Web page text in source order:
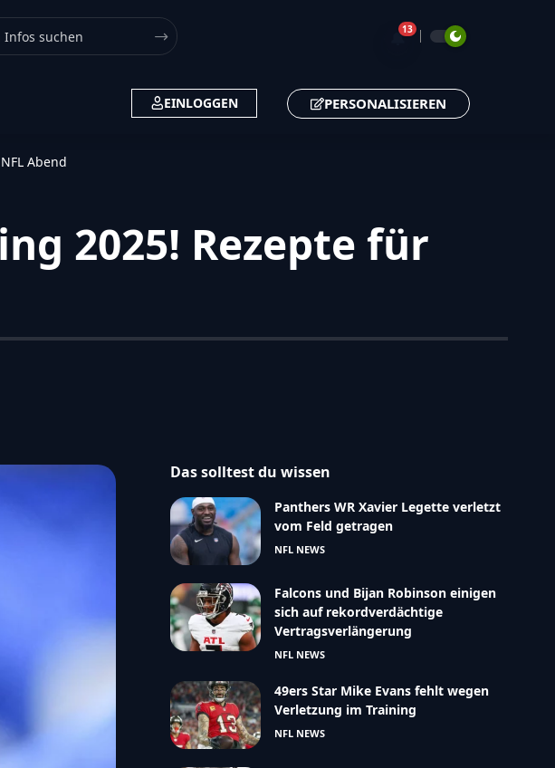
🔔13
EINLOGGEN PERSONALISIEREN
Abend
2025! Rezepte für
Das solltest du wissen
Panthers WR Xavier Legette verletzt
vom Feld getragen
NFL NEWS
Falcons und Bijan Robinson einigen
sich auf rekordverdächtige
Vertragsverlängerung
NFL NEWS
49ers Star Mike Evans fehlt wegen
Verletzung im Training
NFL NEWS